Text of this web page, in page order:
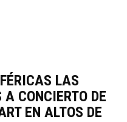
LAS
CONCIERTO DE
EN ALTOS DE